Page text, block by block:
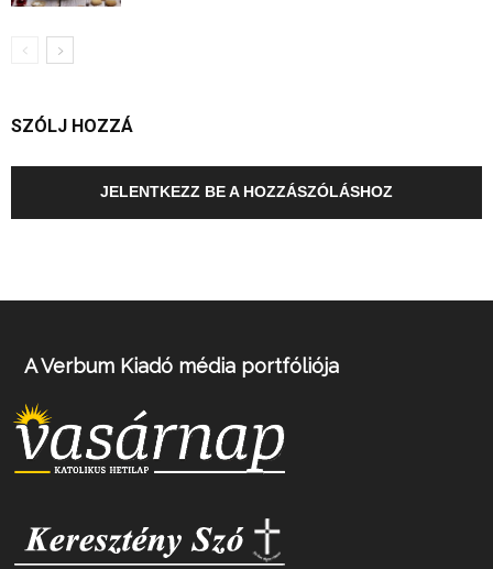
SZÓLJ HOZZÁ
JELENTKEZZ BE A HOZZÁSZÓLÁSHOZ
A Verbum Kiadó média portfóliója